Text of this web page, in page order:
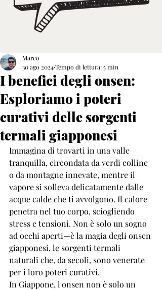
I benefici degli onsen:
Esploriamo i poteri
curativi delle sorgenti
termali giapponesi
Marco
30 ago 2024Tempo di lettura: 5 min
Immagina di trovarti in una valle
tranquilla, circondata da verdi colline
o da montagne innevate, mentre il
vapore si solleva delicatamente dalle
acque calde che ti avvolgono. Il calore
penetra nel tuo corpo, sciogliendo
stress e tensioni. Non è solo un sogno
ad occhi aperti—è la magia degli onsen
giapponesi, le sorgenti termali
naturali che, da secoli, sono venerate
per i loro poteri curativi.
In Giappone, l'onsen non è solo un